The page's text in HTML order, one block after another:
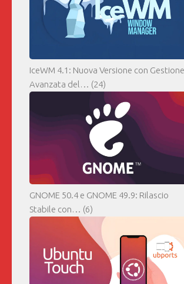
IceWM 4.1: Nuova Versione con Gestione
Avanzata del… (24)
GNOME 50.4 e GNOME 49.9: Rilascio
Stabile con… (6)